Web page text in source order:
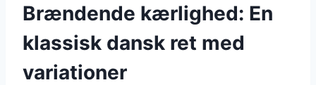
Brændende kærlighed: En
klassisk dansk ret med
variationer